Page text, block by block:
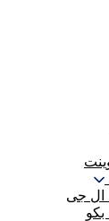
ال جی